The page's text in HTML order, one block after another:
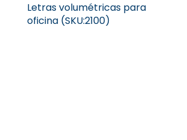
Letras volumétricas para
oficina (SKU:2100)